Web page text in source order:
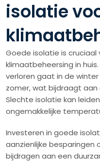
isolatie
Goede isolatie is
klimaatbeheersing in
verloren gaat in de
zomer, wat bijdraagt
Slechte isolatie kan
ongemakkelijke
Investeren in goede
aanzienlijke besparingen
bijdragen aan een